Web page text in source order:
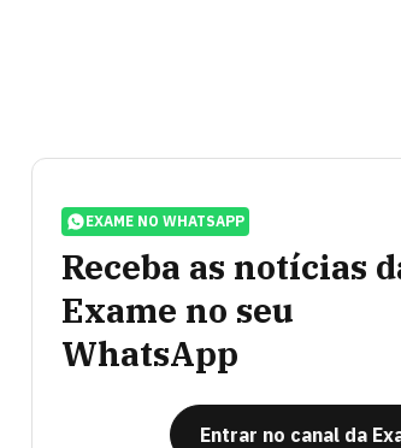
EXAME NO WHATSAPP
Receba as notícias
Exame no seu
WhatsApp
Entrar no canal da